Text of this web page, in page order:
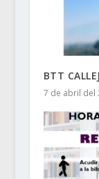
BTT
7 de abril del